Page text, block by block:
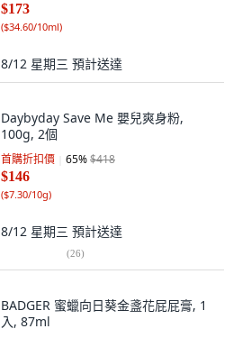
$173
($34.60/10ml)
8/12 星期三 預計送達
Daybyday Save Me 嬰兒爽身粉,
100g, 2個
首購折扣價 65%$418
$146
($7.30/10g)
8/12 星期三 預計送達
(26)
BADGER 蜜蠟向日葵金盞花屁屁膏, 1
入, 87ml